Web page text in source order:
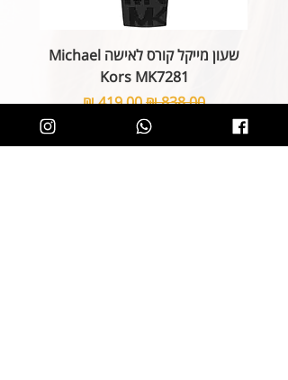
שעון מייקל קורס לאישה Michael
Kors MK7281
מחיר רגיל מחיר מבצע
הוספה לסל